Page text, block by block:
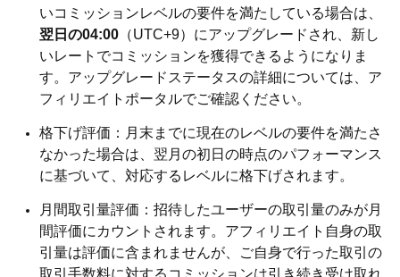
いコミッションレベルの要件を満たしている場合は、
翌日の04:00 （UTC+9）にアップグレードされ、新し
いレートでコミッションを獲得できるようになりま
す。アップグレードステータスの詳細については、ア
フィリエイトポータルでご確認ください。
格下げ評価：月末までに現在のレベルの要件を満たさ
なかった場合は、翌月の初日の時点のパフォーマンス
に基づいて、対応するレベルに格下げされます。
月間取引量評価：招待したユーザーの取引量のみが月
間評価にカウントされます。アフィリエイト自身の取
引量は評価に含まれませんが、ご自身で行った取引の
取引手数料に対するコミッションは引き続き受け取れ